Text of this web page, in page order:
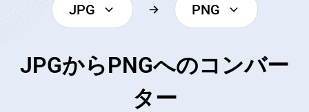
JPG PNG
JPGからPNGへのコンバー
ター